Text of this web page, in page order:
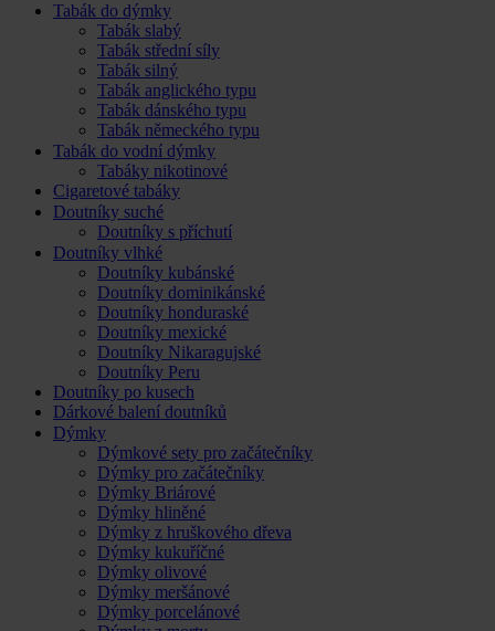
Tabák do dýmky
Tabák slabý
Tabák střední síly
Tabák silný
Tabák anglického typu
Tabák dánského typu
Tabák německého typu
Tabák do vodní dýmky
Tabáky nikotinové
Cigaretové tabáky
Doutníky suché
Doutníky s příchutí
Doutníky vlhké
Doutníky kubánské
Doutníky dominikánské
Doutníky honduraské
Doutníky mexické
Doutníky Nikaragujské
Doutníky Peru
Doutníky po kusech
Dárkové balení doutníků
Dýmky
Dýmkové sety pro začátečníky
Dýmky pro začátečníky
Dýmky Briárové
Dýmky hliněné
Dýmky z hruškového dřeva
Dýmky kukuříčné
Dýmky olivové
Dýmky meršánové
Dýmky porcelánové